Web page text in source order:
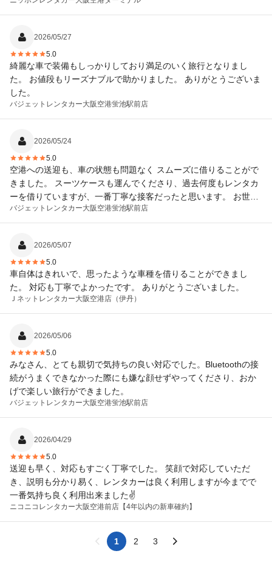
2026/05/27
5.0
綺麗な車で装備もしっかりしており満足のいく旅行となりまし
た。 お値段もリーズナブルで助かりました。 ありがとうございま
した。
バジェットレンタカー大阪空港蛍池駅前店
2026/05/24
5.0
空港への送迎も、車の状態も問題なく スムーズに借りることがで
きました。 スーツケースも運んでくださり、過去何度もレンタカ
ーを借りていますが、一番丁寧な接客だったと思います。 お世話
になりました。
バジェットレンタカー大阪空港蛍池駅前店
2026/05/07
5.0
車自体はきれいで、思ったような車種を借りることができまし
た。 対応も丁寧でよかったです。 ありがとうございました。
Ｊネットレンタカー大阪空港店（伊丹）
2026/05/06
5.0
みなさん、とても親切で気持ちの良い対応でした。Bluetoothの接
続がうまくできなかった際にも嫌な顔せずやってくださり、おか
げで楽しい旅行ができました。
バジェットレンタカー大阪空港蛍池駅前店
2026/04/29
5.0
送迎も早く、対応もすごく丁寧でした。 笑顔で対応していただ
き、説明も分かり易く、レンタカーは良く利用しますが今までで
一番気持ち良く利用出来ました✌️
ニコニコレンタカー大阪空港前店【4年以内の新車確約】
1 2 3